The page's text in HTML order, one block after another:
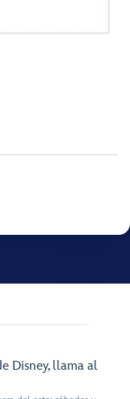
Disney, llama al